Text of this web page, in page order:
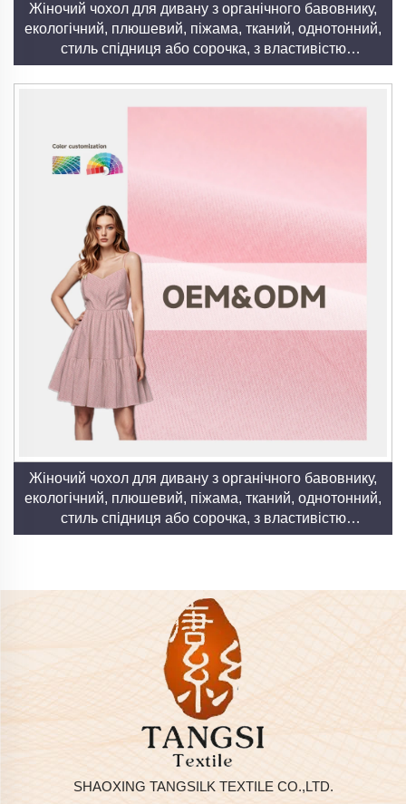
Жіночий чохол для дивану з органічного бавовнику,
екологічний, плюшевий, піжама, тканий, однотонний,
стиль спідниця або сорочка, з властивістю
розтягування
Жіночий чохол для дивану з органічного бавовнику,
екологічний, плюшевий, піжама, тканий, однотонний,
стиль спідниця або сорочка, з властивістю
розтягування
SHAOXING TANGSILK TEXTILE CO.,LTD.